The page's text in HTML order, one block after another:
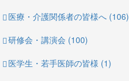
医療・介護関係者の皆様へ (106)
研修会・講演会 (100)
医学生・若手医師の皆様 (1)